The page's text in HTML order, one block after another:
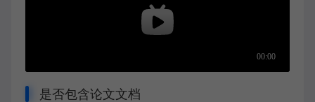
是否包含论文文档